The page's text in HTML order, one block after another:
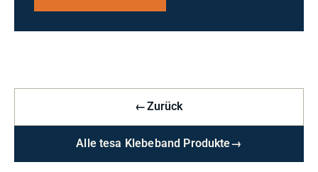
←Zurück
Alle tesa Klebeband Produkte→